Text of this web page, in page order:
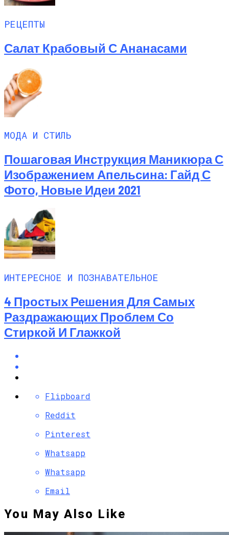
РЕЦЕПТЫ
Салат Крабовый С Ананасами
МОДА И СТИЛЬ
Пошаговая Инструкция Маникюра С
Изображением Апельсина: Гайд С
Фото, Новые Идеи 2021
ИНТЕРЕСНОЕ И ПОЗНАВАТЕЛЬНОЕ
4 Простых Решения Для Самых
Раздражающих Проблем Со
Стиркой И Глажкой
Flipboard
Reddit
Pinterest
Whatsapp
Whatsapp
Email
You May Also Like